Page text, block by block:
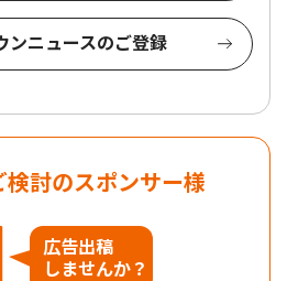
ンニュースのご登録
検討のスポンサー様
広告出稿
しませんか？